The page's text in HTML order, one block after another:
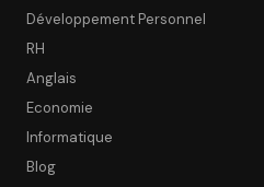
Développement Personnel
RH
Anglais
Economie
Informatique
Blog